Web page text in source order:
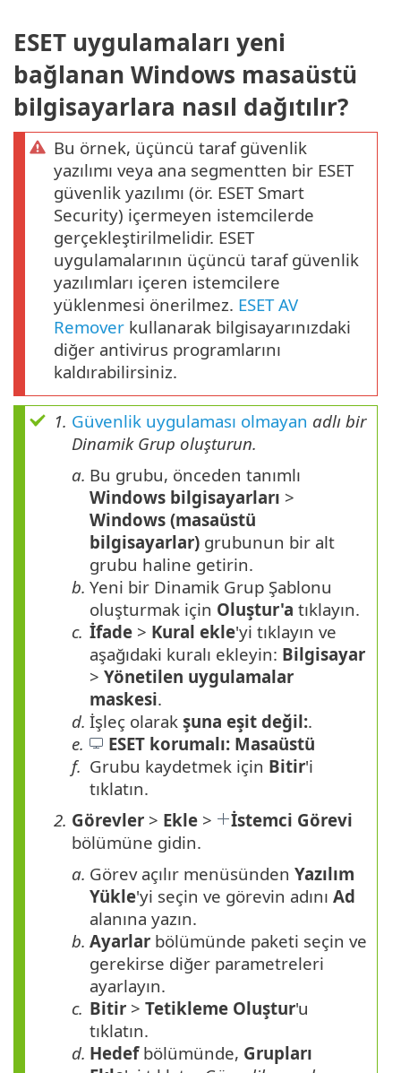
ESET uygulamaları yeni
bağlanan Windows masaüstü
bilgisayarlara nasıl dağıtılır?
Bu örnek, üçüncü taraf güvenlik
yazılımı veya ana segmentten bir ESET
güvenlik yazılımı (ör. ESET Smart
Security) içermeyen istemcilerde
gerçekleştirilmelidir. ESET
uygulamalarının üçüncü taraf güvenlik
yazılımları içeren istemcilere
yüklenmesi önerilmez. ESET AV
Remover kullanarak bilgisayarınızdaki
diğer antivirus programlarını
kaldırabilirsiniz.
1. Güvenlik uygulaması olmayan adlı bir
Dinamik Grup oluşturun.
a. Bu grubu, önceden tanımlı
Windows bilgisayarları >
Windows (masaüstü
bilgisayarlar) grubunun bir alt
grubu haline getirin.
b. Yeni bir Dinamik Grup Şablonu
oluşturmak için Oluştur'a tıklayın.
c. İfade > Kural ekle'yi tıklayın ve
aşağıdaki kuralı ekleyin: Bilgisayar
> Yönetilen uygulamalar
maskesi.
d. İşleç olarak şuna eşit değil:.
e.
ESET korumalı: Masaüstü
f. Grubu kaydetmek için Bitir'i
tıklatın.
2. Görevler > Ekle >
İstemci Görevi
bölümüne gidin.
a. Görev açılır menüsünden Yazılım
Yükle'yi seçin ve görevin adını Ad
alanına yazın.
b. Ayarlar bölümünde paketi seçin ve
gerekirse diğer parametreleri
ayarlayın.
c. Bitir > Tetikleme Oluştur'u
tıklatın.
d. Hedefbölümünde, Grupları